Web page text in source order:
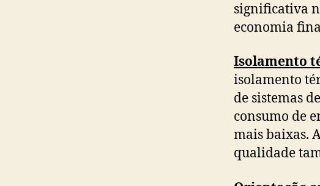
significativa
economia
Isolamento
isolamento
de sistemas
consumo de
mais baixas.
qualidade